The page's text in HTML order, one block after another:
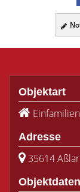
Objektart
Adresse
35614
Objektdaten